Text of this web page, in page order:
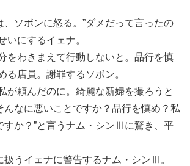
、ソボンに怒る。”ダメだって言ったの
いにするイェナ。
をわきまえて行動しないと。品行を慎
る店員。謝罪するソボン。
が頼んだのに。綺麗な新婦を撮ろうと
んなに悪いことですか？品行を慎め？私
すか？”と言うナム・シンⅢに驚き、平
扱うイェナに警告するナム・シンⅢ。